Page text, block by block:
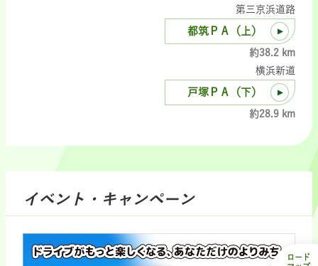
第三京浜道路
都筑ＰＡ（上）
約38.2 km
横浜新道
戸塚ＰＡ（下）
約28.9 km
イベント・キャンペーン
ロード